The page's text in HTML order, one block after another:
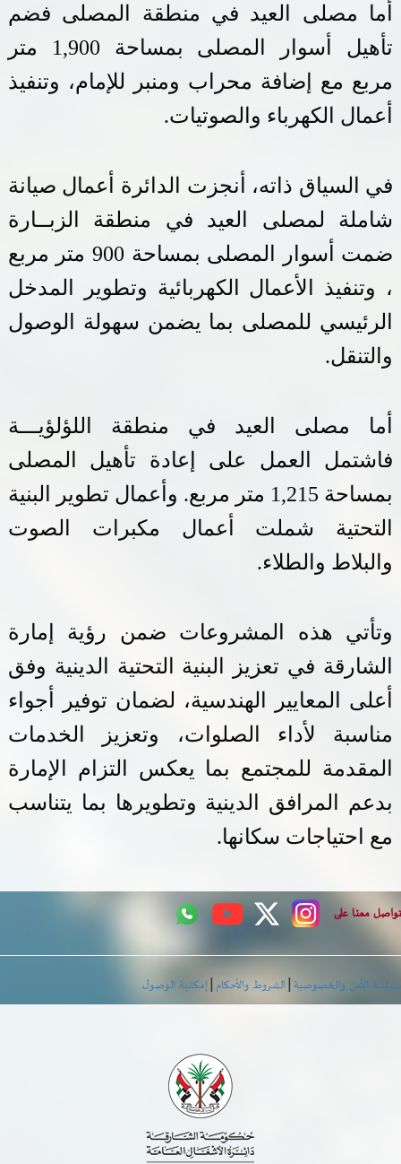
أما مصلى العيد في منطقة المصلى فضم
تأهيل أسوار المصلى بمساحة 1,900 متر
مربع مع إضافة محراب ومنبر للإمام، وتنفيذ
أعمال الكهرباء والصوتيات.
في السياق ذاته، أنجزت الدائرة أعمال صيانة
شاملة لمصلى العيد في منطقة الزبــارة
ضمت أسوار المصلى بمساحة 900 متر مربع
، وتنفيذ الأعمال الكهربائية وتطوير المدخل
الرئيسي للمصلى بما يضمن سهولة الوصول
والتنقل .
أما مصلى العيد في منطقة اللؤلؤيـــة
فاشتمل العمل على إعادة تأهيل المصلى
بمساحة 1,215 متر مربع
.وأعمال تطوير البنية
التحتية شملت أعمال مكبرات الصوت
والبلاط والطلاء.
وتأتي هذه المشروعات ضمن رؤية إمارة
الشارقة في تعزيز البنية التحتية الدينية وفق
أعلى المعايير الهندسية، لضمان توفير أجواء
مناسبة لأداء الصلوات، وتعزيز الخدمات
المقدمة للمجتمع بما يعكس التزام الإمارة
بدعم المرافق الدينية وتطويرها بما يتناسب
مع احتياجات سكانها.
معنا على
الأمن والخصوصية| الشروط والأحكام| إمكانية الوصول